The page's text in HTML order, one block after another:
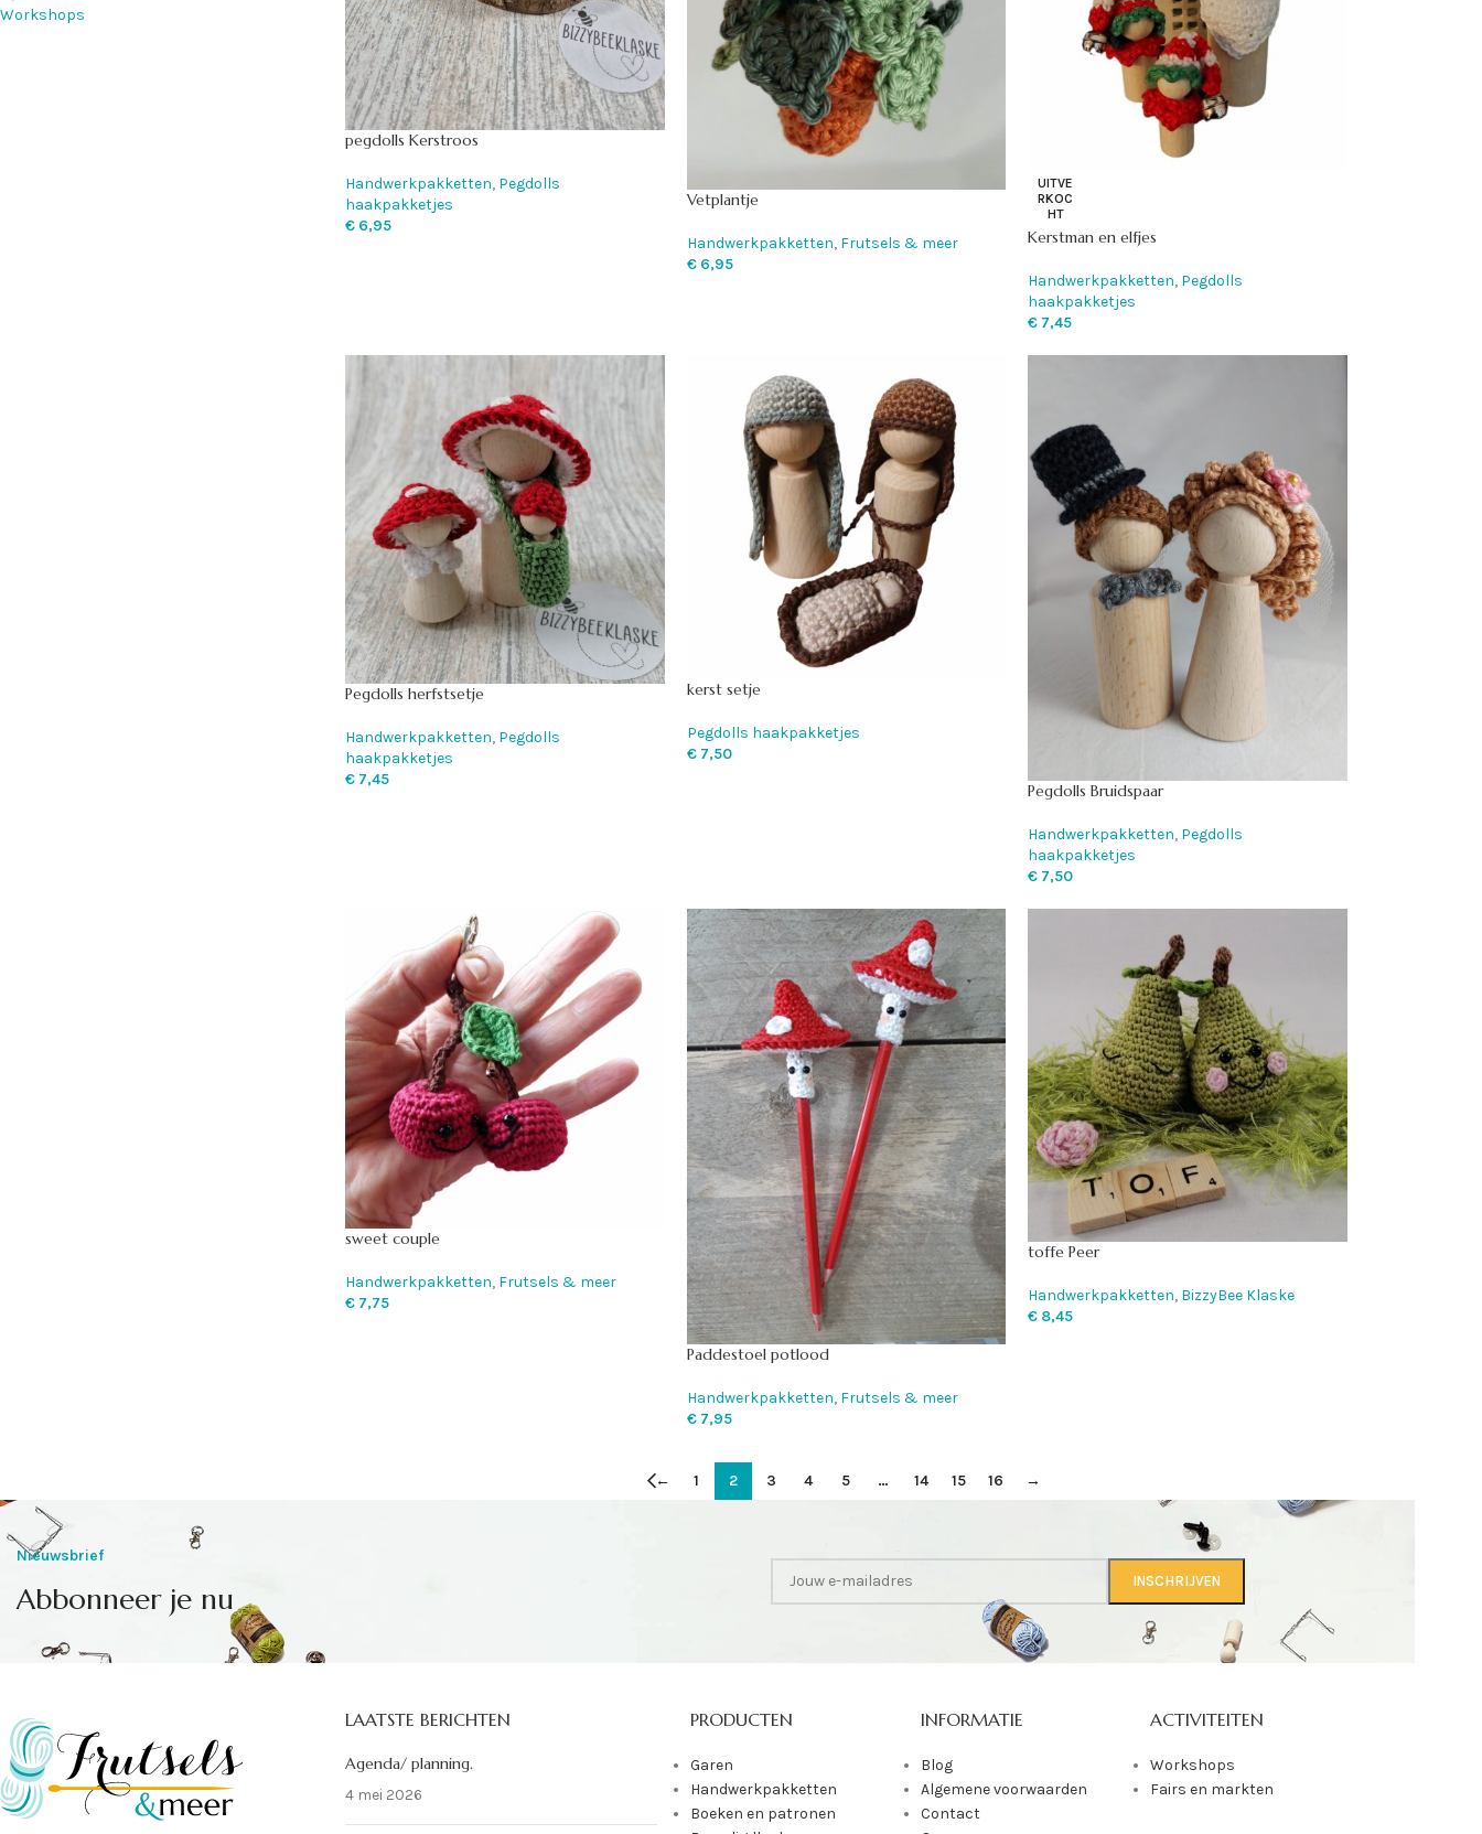
Workshops
pegdolls Kerstroos
Handwerkpakketten, Pegdolls
haakpakketjes
€6,95
Vetplantje
Handwerkpakketten, Frutsels & meer
€6,95
UITVE
RKOC
HT
Kerstman en elfjes
Handwerkpakketten, Pegdolls
haakpakketjes
€ 7,45
Pegdolls herfstsetje
Handwerkpakketten, Pegdolls
haakpakketjes
€7,45
kerst setje
Pegdolls haakpakketjes
€7,50
Pegdolls Bruidspaar
Handwerkpakketten, Pegdolls
haakpakketjes
€ 7,50
sweet couple
Handwerkpakketten, Frutsels & meer
€7,75
Paddestoel potlood
Handwerkpakketten, Frutsels & meer
€7,95
toffe Peer
Handwerkpakketten, BizzyBee Klaske
€ 8,45
← 1 2 3 4 5 … 14 15 16 →
Nieuwsbrief
Abbonneer je nu
LAATSTE BERICHTEN
Agenda/ planning.
4 mei 2026
PRODUCTEN
Garen
Handwerkpakketten
Boeken en patronen
INFORMATIE
Blog
Algemene voorwaarden
Contact
ACTIVITEITEN
Workshops
Fairs en markten